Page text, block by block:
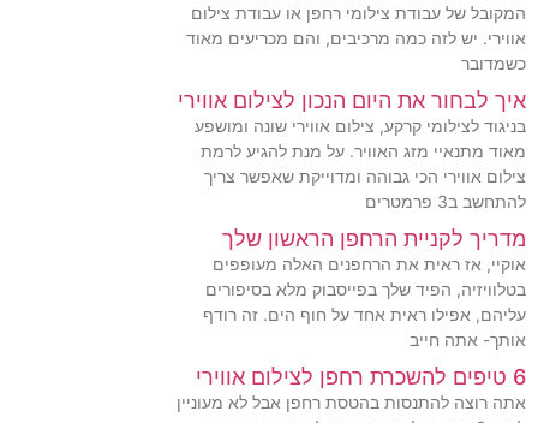
המקובל של עבודת צילומי רחפן או עבודת צילום
אווירי. יש לזה כמה מרכיבים, והם מכריעים מאוד
כשמדובר
איך לבחור את היום הנכון לצילום אווירי
בניגוד לצילומי קרקע, צילום אווירי שונה ומושפע
מאוד מתנאיי מזג האוויר. על מנת להגיע לרמת
צילום אווירי הכי גבוהה ומדוייקת שאפשר צריך
להתחשב ב3 פרמטרים
מדריך לקניית הרחפן הראשון שלך
אוקיי, אז ראית את הרחפנים האלה מעופפים
בטלוויזיה, הפיד שלך בפייסבוק מלא בסיפורים
עליהם, אפילו ראית אחד על חוף הים. זה רודף
אותך- אתה חייב
6 טיפים להשכרת רחפן לצילום אווירי
אתה רוצה להתנסות בהטסת רחפן אבל לא מעוניין